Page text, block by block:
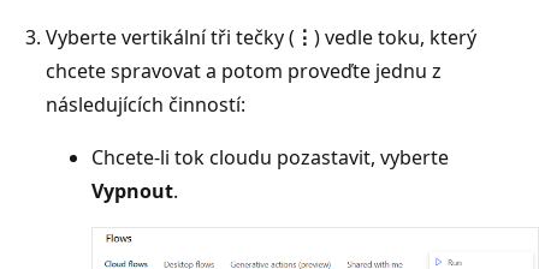
Vyberte vertikální tři tečky ( ⋮ ) vedle toku, který
chcete spravovat a potom proveďte jednu z
následujících činností:
Chcete-li tok cloudu pozastavit, vyberte
Vypnout.